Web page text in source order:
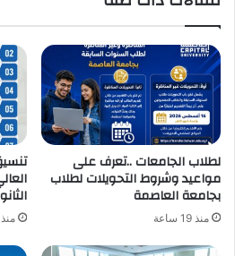
لطلاب الجامعات ..تعرف على
مواعيد وشروط التحويلات لطلاب
بجامعة العاصمة
منذ 19 ساعة منذ 19 ساعة